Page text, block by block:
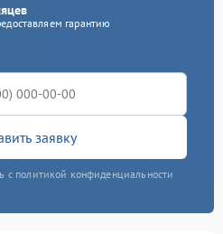
гарантию
заявку
с политикой конфиденциальности